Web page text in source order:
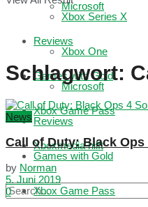
Microsoft
Reviews
Games with Gold
Xbox Game Pass
Xboxmedia hilft
Xbox Series X
Xbox One
Microsoft
Reviews
Games with Gold
Xbox Game Pass
Schlagwort:
News
Call of Duty: Black Ops
by Norman
5. Juni 2019
0